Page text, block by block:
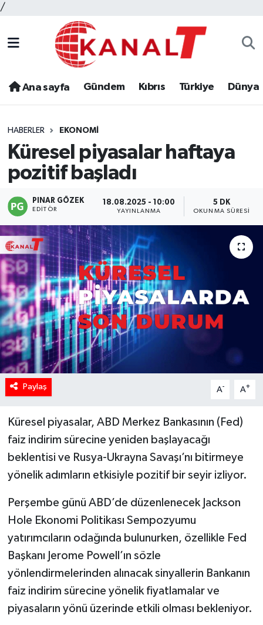
/
Ana sayfa Gündem Kıbrıs Türkiye Dünya
HABERLER EKONOMI
Küresel piyasalar haftaya
pozitif başladı
PINAR GÖZEK
EDITÖR
18.08.2025 - 10:00
YAYINLANMA
5 DK
OKUNMA SÜRESI
Paylaş A- A+
Küresel piyasalar, ABD Merkez Bankasının (Fed)
faiz indirim sürecine yeniden başlayacağı
beklentisi ve Rusya-Ukrayna Savaşı’nı bitirmeye
yönelik adımların etkisiyle pozitif bir seyir izliyor.
Perşembe günü ABD’de düzenlenecek Jackson
Hole Ekonomi Politikası Sempozyumu
yatırımcıların odağında bulunurken, özellikle Fed
Başkanı Jerome Powell’ın sözle
yönlendirmelerinden alınacak sinyallerin Bankanın
faiz indirim sürecine yönelik fiyatlamalar ve
piyasaların yönü üzerinde etkili olması bekleniyor.